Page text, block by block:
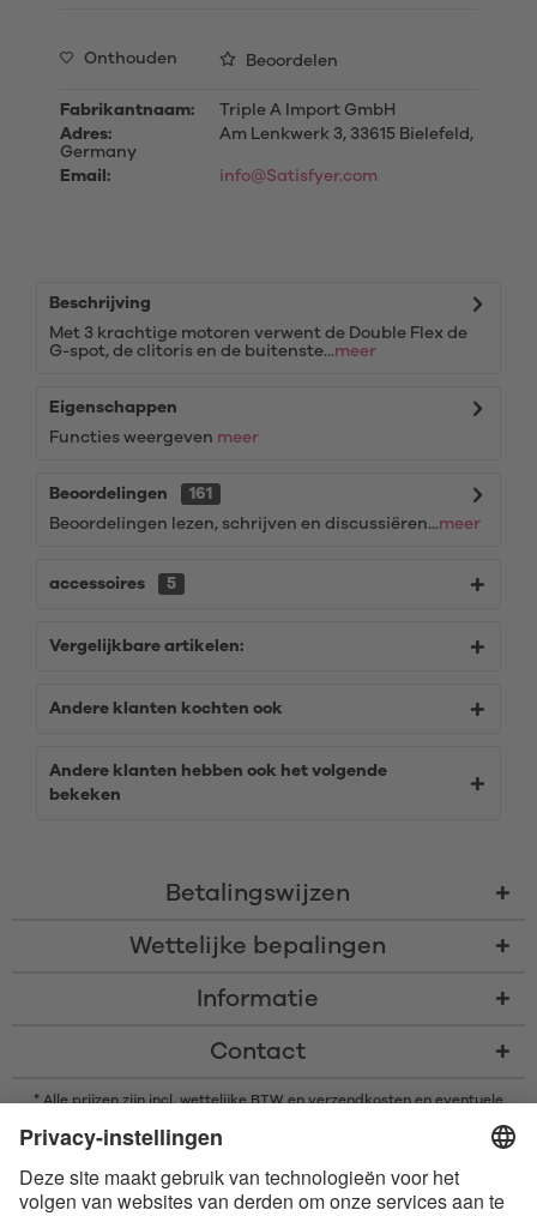
Onthouden Beoordelen
Fabrikantnaam:
Triple A Import GmbH
Adres:
Am Lenkwerk 3, 33615 Bielefeld,
Germany
Email:
info@Satisfyer.com
Beschrijving
Met 3 krachtige motoren verwent de Double Flex de
G-spot, de clitoris en de buitenste...meer
Eigenschappen
Functies weergeven meer
Beoordelingen
161
Beoordelingen lezen, schrijven en discussiëren...meer
accessoires 5
Vergelijkbare artikelen:
Andere klanten kochten ook
Andere klanten hebben ook het volgende
bekeken
Betalingswijzen
Wettelijke bepalingen
Informatie
Contact
* Alle prijzen zijn incl. wettelijke BTW en verzendkosten en eventuele
rembourskosten, indien niet anders beschreven
handelsmerken van Bluetooth SIG, Inc. en elk gebruik van dergelijke